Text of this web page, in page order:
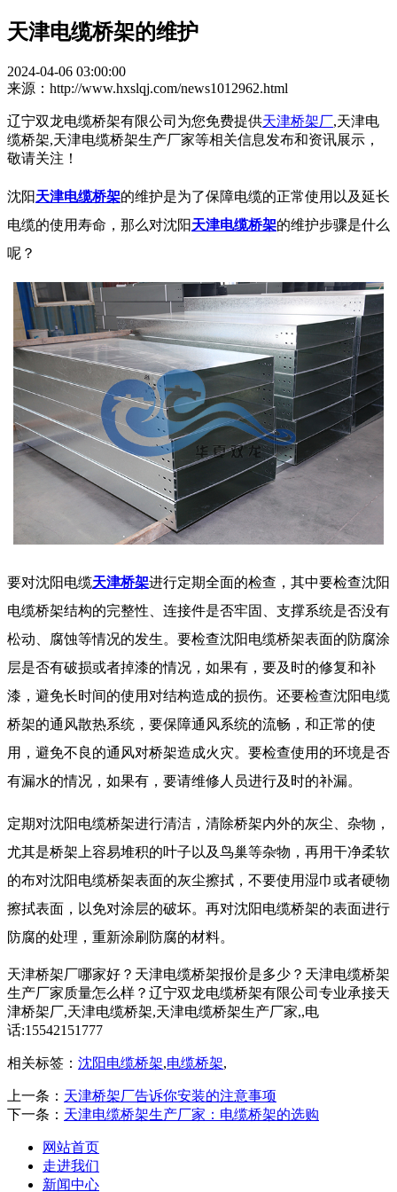
天津电缆桥架的维护
2024-04-06 03:00:00
来源：http://www.hxslqj.com/news1012962.html
辽宁双龙电缆桥架有限公司为您免费提供天津桥架厂,天津电
缆桥架,天津电缆桥架生产厂家等相关信息发布和资讯展示，
敬请关注！
沈阳天津电缆桥架的维护是为了保障电缆的正常使用以及延长
电缆的使用寿命，那么对沈阳天津电缆桥架的维护步骤是什么
呢？
要对沈阳电缆天津桥架进行定期全面的检查，其中要检查沈阳
电缆桥架结构的完整性、连接件是否牢固、支撑系统是否没有
松动、腐蚀等情况的发生。要检查沈阳电缆桥架表面的防腐涂
层是否有破损或者掉漆的情况，如果有，要及时的修复和补
漆，避免长时间的使用对结构造成的损伤。还要检查沈阳电缆
桥架的通风散热系统，要保障通风系统的流畅，和正常的使
用，避免不良的通风对桥架造成火灾。要检查使用的环境是否
有漏水的情况，如果有，要请维修人员进行及时的补漏。
定期对沈阳电缆桥架进行清洁，清除桥架内外的灰尘、杂物，
尤其是桥架上容易堆积的叶子以及鸟巢等杂物，再用干净柔软
的布对沈阳电缆桥架表面的灰尘擦拭，不要使用湿巾或者硬物
擦拭表面，以免对涂层的破坏。再对沈阳电缆桥架的表面进行
防腐的处理，重新涂刷防腐的材料。
天津桥架厂哪家好？天津电缆桥架报价是多少？天津电缆桥架
生产厂家质量怎么样？辽宁双龙电缆桥架有限公司专业承接天
津桥架厂,天津电缆桥架,天津电缆桥架生产厂家,,电
话:15542151777
相关标签： 沈阳电缆桥架,电缆桥架,
上一条： 天津桥架厂告诉你安装的注意事项
下一条： 天津电缆桥架生产厂家：电缆桥架的选购
网站首页
走进我们
新闻中心